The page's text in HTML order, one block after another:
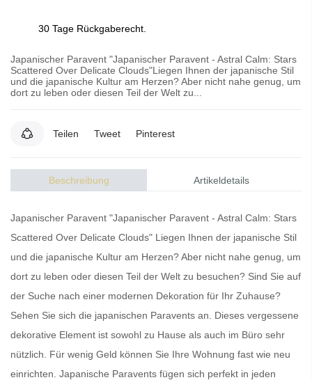
30 Tage Rückgaberecht.
Japanischer Paravent "Japanischer Paravent - Astral Calm: Stars
Scattered Over Delicate Clouds"Liegen Ihnen der japanische Stil
und die japanische Kultur am Herzen? Aber nicht nahe genug, um
dort zu leben oder diesen Teil der Welt zu...
Teilen Tweet Pinterest
Beschreibung Artikeldetails
Japanischer Paravent "Japanischer Paravent - Astral Calm: Stars
Scattered Over Delicate Clouds" Liegen Ihnen der japanische Stil
und die japanische Kultur am Herzen? Aber nicht nahe genug, um
dort zu leben oder diesen Teil der Welt zu besuchen? Sind Sie auf
der Suche nach einer modernen Dekoration für Ihr Zuhause?
Sehen Sie sich die japanischen Paravents an. Dieses vergessene
dekorative Element ist sowohl zu Hause als auch im Büro sehr
nützlich. Für wenig Geld können Sie Ihre Wohnung fast wie neu
einrichten. Japanische Paravents fügen sich perfekt in jeden